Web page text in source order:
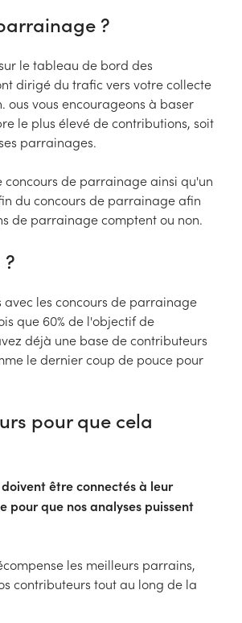
?
le tableau de bord des
dirigé du trafic vers votre collecte
vous encourageons à baser
le plus élevé de contributions, soit
parrainages.
de parrainage ainsi qu'un
du concours de parrainage afin
de parrainage comptent ou non.
avec les concours de parrainage
que 60% de l'objectif de
déjà une base de contributeurs
le dernier coup de pouce pour
pour que cela
être connectés à leur
que nos analyses puissent
les meilleurs parrains,
contributeurs tout au long de la